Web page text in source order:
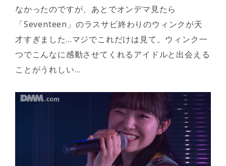
なかったのですが、あとでオンデマ見たら
「Seventeen」のラスサビ終わりのウィンクが天
才すぎました…マジでこれだけは見て。ウィンク一
つでこんなに感動させてくれるアイドルと出会える
ことがうれしい…